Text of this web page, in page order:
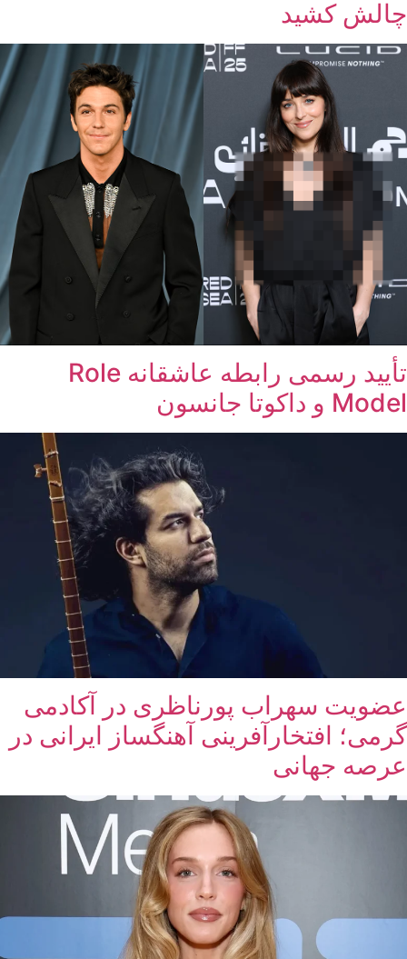
چالش کشید
تأیید رسمی رابطه عاشقانه Role
Model و داکوتا جانسون
عضویت سهراب پورناظری در آکادمی
گرمی؛ افتخارآفرینی آهنگساز ایرانی در
عرصه جهانی